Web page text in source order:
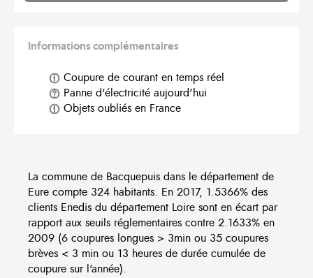
Informations complémentaires
Coupure de courant en temps réel
Panne d'électricité aujourd'hui
Objets oubliés en France
La commune de Bacquepuis dans le département de
Eure compte 324 habitants. En 2017, 1.5366% des
clients Enedis du département Loire sont en écart par
rapport aux seuils réglementaires contre 2.1633% en
2009 (6 coupures longues > 3min ou 35 coupures
brèves < 3 min ou 13 heures de durée cumulée de
coupure sur l'année).